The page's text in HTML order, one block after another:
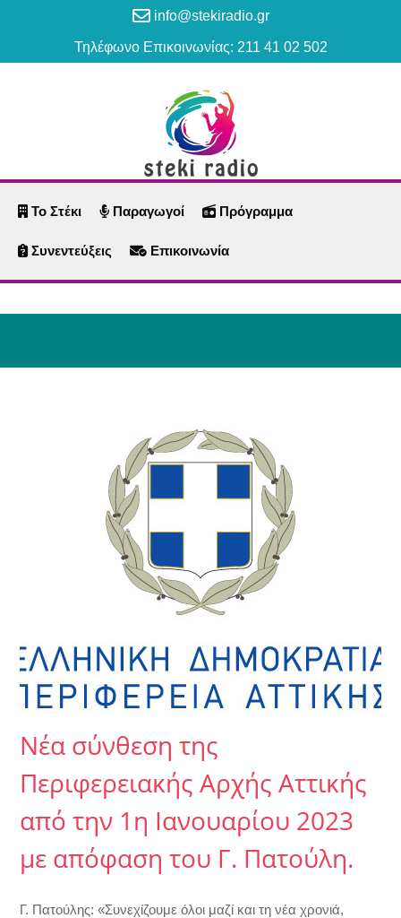
info@stekiradio.gr
Τηλέφωνο Επικοινωνίας: 211 41 02 502
Το Στέκι Παραγωγοί Πρόγραμμα
Συνεντεύξεις Επικοινωνία
Νέα σύνθεση της
Περιφερειακής Αρχής Αττικής
από την 1η Ιανουαρίου 2023
με απόφαση του Γ. Πατούλη.
Γ. Πατούλης: «Συνεχίζουμε όλοι μαζί και τη νέα χρονιά,